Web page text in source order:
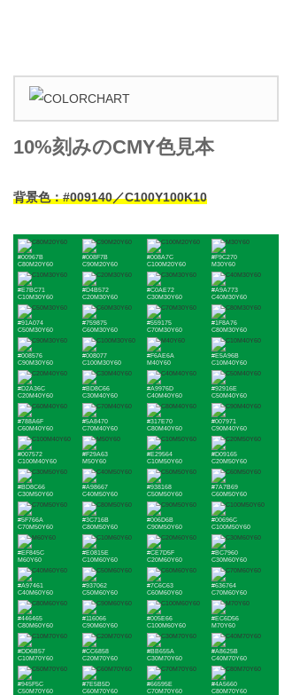
10%刻みのCMY色見本
背景色：#009140／C100Y100K10
#00967B
C80M20Y60
#008F7B
C90M20Y60
#008A7C
C100M20Y60
#F9C270
M30Y60
#E7BC71
C10M30Y60
#D4B572
C20M30Y60
#C0AE72
C30M30Y60
#A9A773
C40M30Y60
#91A074
C50M30Y60
#759875
C60M30Y60
#559175
C70M30Y60
#1F8A76
C80M30Y60
#008576
C90M30Y60
#008077
C100M30Y60
#F6AE6A
M40Y60
#E5A96B
C10M40Y60
#D2A36C
C20M40Y60
#BD8C66
C30M40Y60
#A9976D
C40M40Y60
#92916E
C50M40Y60
#788A6F
C60M40Y60
#5A8470
C70M40Y60
#317E70
C80M40Y60
#007971
C90M40Y60
#007572
C100M40Y60
#F29A63
M50Y60
#E29564
C10M50Y60
#D09165
C20M50Y60
#BD8C66
C30M50Y60
#A98667
C40M50Y60
#938168
C50M50Y60
#7A7B69
C60M50Y60
#5F766A
C70M50Y60
#3C716B
C80M50Y60
#006D6B
C90M50Y60
#00696C
C100M50Y60
#EF845C
M60Y60
#E0815E
C10M60Y60
#CE7D5F
C20M60Y60
#BC7960
C30M60Y60
#A97461
C40M60Y60
#937062
C50M60Y60
#7C6C63
C60M60Y60
#636764
C70M60Y60
#446465
C80M60Y60
#116066
C90M60Y60
#005E66
C100M60Y60
#EC6D56
M70Y60
#DD6B57
C10M70Y60
#CC6858
C20M70Y60
#BB655A
C30M70Y60
#A8625B
C40M70Y60
#945F5C
C50M70Y60
#7E5B5D
C60M70Y60
#66595E
C70M70Y60
#4A5660
C80M70Y60